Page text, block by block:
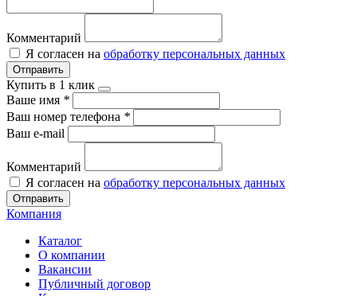
Комментарий
Я согласен на обработку персональных данных
Отправить
Купить в 1 клик
Ваше имя *
Ваш номер телефона *
Ваш e-mail
Комментарий
Я согласен на обработку персональных данных
Отправить
Компания
Каталог
О компании
Вакансии
Публичный договор